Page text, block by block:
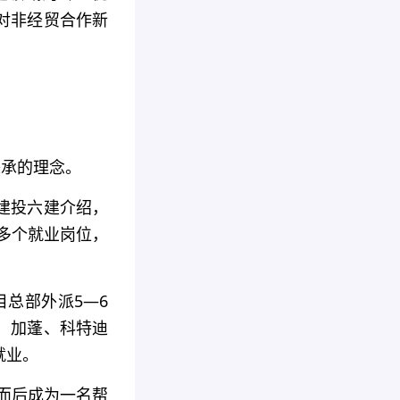
非经贸合作新
的理念。
六建介绍，
就业岗位，
总部外派5—6
加蓬、科特迪
。
后成为一名帮